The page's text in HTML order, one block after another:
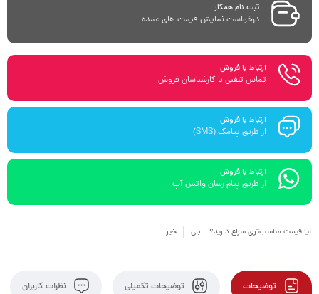
ثبت نام همکار
درخواست نمایش قیمت های عمده
ارتباط با فروش
تماس تلفنی با کارشناسان فروش
ارتباط با فروش
از طریق پیامک (SMS)
ارتباط با فروش
از طریق پیام رسان واتس آپ
آیا قیمت مناسب‌تری سراغ دارید؟ بلی خیر
توضیحات توضیحات تکمیلی نظرات کاربران